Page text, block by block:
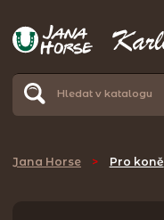
Jana Horse > Pro koně